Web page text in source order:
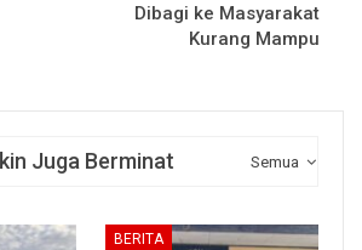
Dibagi ke Masyarakat
Kurang Mampu
Semua
Juga Berminat
BERITA